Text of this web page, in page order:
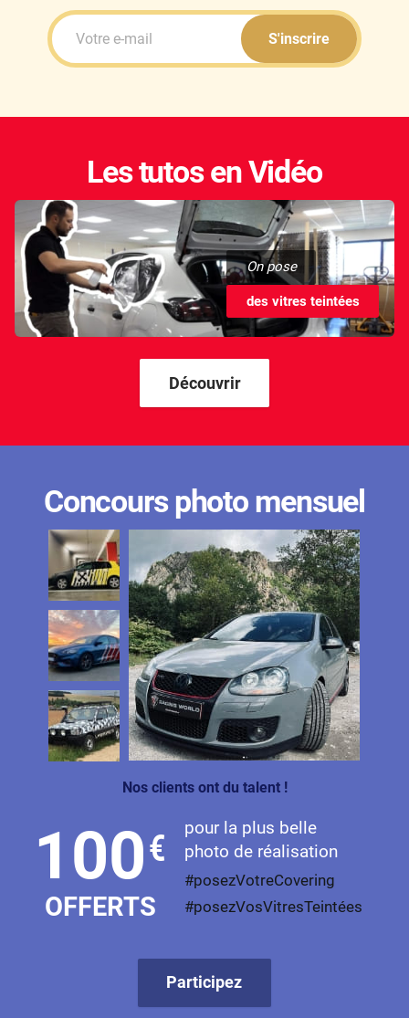
S'inscrire
Les tutos en Vidéo
On pose
des vitres teintées
Découvrir
Concours photo mensuel
Nos clients ont du talent !
100€
OFFERTS
pour la plus belle
photo de réalisation
#posezVotreCovering
#posezVosVitresTeintées
Participez